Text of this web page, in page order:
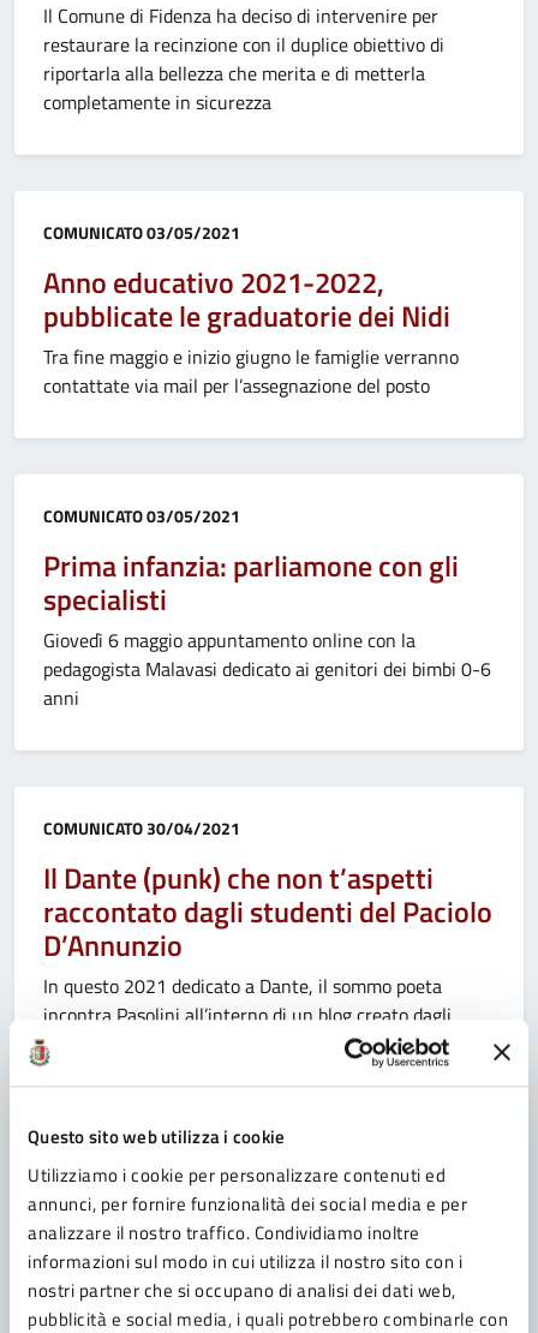
Questo sito web utilizza i cookie
Utilizziamo i cookie per personalizzare contenuti ed
annunci, per fornire funzionalità dei social media e per
analizzare il nostro traffico. Condividiamo inoltre
informazioni sul modo in cui utilizza il nostro sito con i
nostri partner che si occupano di analisi dei dati web,
pubblicità e social media, i quali potrebbero combinarle con
Il Comune di Fidenza ha deciso di intervenire per
restaurare la recinzione con il duplice obiettivo di
riportarla alla bellezza che merita e di metterla
completamente in sicurezza
Categoria:
COMUNICATO03/05/2021
Anno educativo 2021-2022,
pubblicate le graduatorie dei Nidi
Tra fine maggio e inizio giugno le famiglie verranno
contattate via mail per l’assegnazione del posto
Categoria:
COMUNICATO03/05/2021
Prima infanzia: parliamone con gli
specialisti
Giovedì 6 maggio appuntamento online con la
pedagogista Malavasi dedicato ai genitori dei bimbi 0-6
anni
Categoria:
COMUNICATO30/04/2021
Il Dante (punk) che non t’aspetti
raccontato dagli studenti del Paciolo
D’Annunzio
In questo 2021 dedicato a Dante, il sommo poeta
incontra Pasolini all’interno di un blog creato dagli
studenti per intraprendere un viaggio nella cultura e
nell’anima
Categoria:
COMUNICATO28/04/2021
Lodesana, controlli alle aule e al
refettorio dal 28 al 30 aprile. La
scuola riapre il 3 maggio